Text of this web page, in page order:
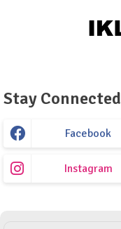
Stay Connected
Facebook
Instagram